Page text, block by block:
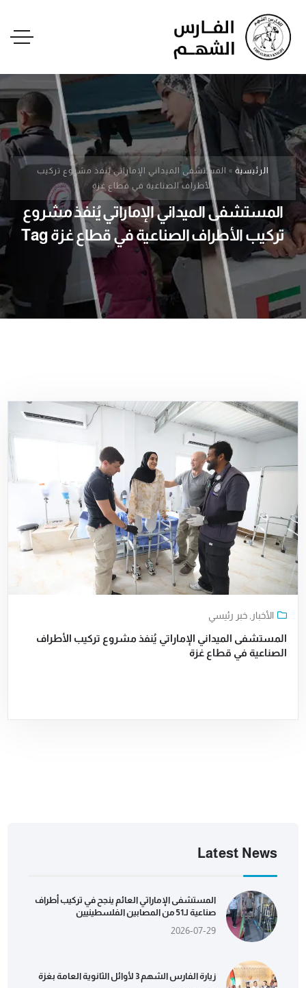
الرئيسية » المستشفى الميداني الإماراتي يُنفذ مشروع تركيب
الأطراف الصناعية في قطاع غزة
المستشفى الميداني الإماراتي يُنفذ مشروع
تركيب الأطراف الصناعية في قطاع غزة Tag
الأخبار ,خبر رئيسي
المستشفى الميداني الإماراتي يُنفذ مشروع تركيب الأطراف
الصناعية في قطاع غزة
Latest News
المستشفى الإماراتي العائم ينجح في تركيب أطراف
صناعية لـ51 من المصابين الفلسطينيين
2026-07-29
زيارة الفارس الشهم 3 لأوائل الثانوية العامة بغزة